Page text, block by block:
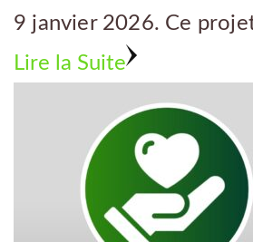
9 janvier 2026. Ce
Lire la Suite